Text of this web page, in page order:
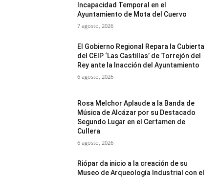
Incapacidad Temporal en el
Ayuntamiento de Mota del Cuervo
7 agosto, 2026
El Gobierno Regional Repara la Cubierta
del CEIP ‘Las Castillas’ de Torrejón del
Rey ante la Inacción del Ayuntamiento
6 agosto, 2026
Rosa Melchor Aplaude a la Banda de
Música de Alcázar por su Destacado
Segundo Lugar en el Certamen de
Cullera
6 agosto, 2026
Riópar da inicio a la creación de su
Museo de Arqueología Industrial con el